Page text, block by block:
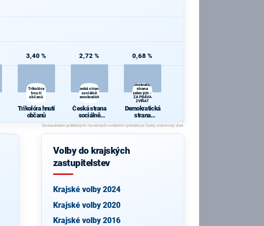
3,40 %
Trikolóra
hnutí
občanů
Trikolóra hnutí
občanů
2,72 %
Česká strana
sociálně
demokratická
Česká strana
sociálně
demokratická
0,68 %
Demokratická
strana
zelených -
ZA PRÁVA
ZVÍŘAT
Demokratická
strana
zelených - ZA
PRÁVA
ZVÍŘAT
Volby do krajských
zastupitelstev
Krajské volby 2024
Krajské volby 2020
Krajské volby 2016